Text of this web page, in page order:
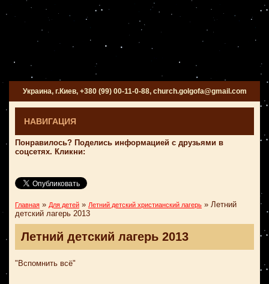
Украина, г.Киев, +380 (99) 00-11-0-88, church.golgofa@gmail.com
НАВИГАЦИЯ
Понравилось? Поделись информацией с друзьями в
соцсетях. Кликни:
Главная » Для детей » Летний детский христианский лагерь » Летний
детский лагерь 2013
Летний детский лагерь 2013
"Вспомнить всё"